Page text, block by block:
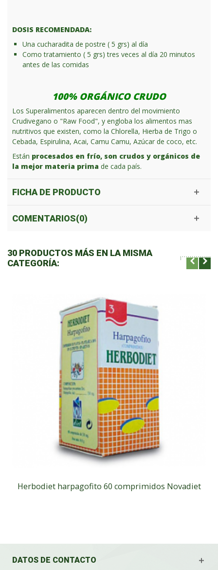
DOSIS RECOMENDADA:
Una cucharadita de postre ( 5 grs) al día
Como tratamiento ( 5 grs) tres veces al día 20 minutos
antes de las comidas
100% ORGÁNICO CRUDO
Los Superalimentos aparecen dentro del movimiento
Crudivegano o "Raw Food", y engloba los alimentos mas
nutritivos que existen, como la Chlorella, Hierba de Trigo o
Cebada, Espirulina, Acai, Camu Camu, Azúcar de coco, etc.
Están procesados en frío, son crudos y orgánicos de
la mejor materia prima de cada país.
FICHA DE PRODUCTO
COMENTARIOS(0)
30 PRODUCTOS MÁS EN LA MISMA
CATEGORÍA:
Herbodiet harpagofito 60 comprimidos Novadiet
DATOS DE CONTACTO